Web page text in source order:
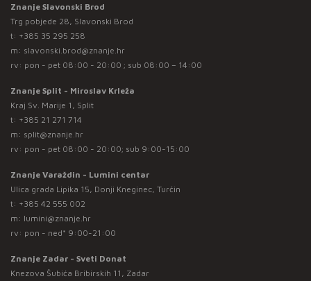
Znanje Slavonski Brod
Trg pobjede 28, Slavonski Brod
t: +385 35 295 258
m: slavonski.brod@znanje.hr
rv: pon - pet 08:00 - 20:00 ; sub 08:00 – 14:00
Znanje Split - Miroslav Krleža
Kraj Sv. Marije 1, Split
t: +385 21 271 714
m: split@znanje.hr
rv: pon - pet 08:00 - 20:00; sub 9:00-15:00
Znanje Varaždin - Lumini centar
Ulica grada Lipika 15, Donji Kneginec, Turčin
t: +385 42 555 002
m: lumini@znanje.hr
rv: pon - ned* 9:00-21:00
Znanje Zadar - Sveti Donat
Knezova Šubića Bribirskih 11, Zadar